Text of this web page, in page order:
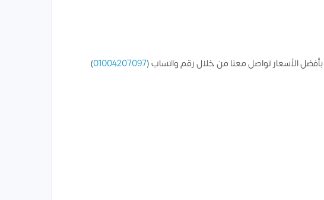
بأفضل الأسعار تواصل معنا من خلال رقم واتساب (01004207097
)